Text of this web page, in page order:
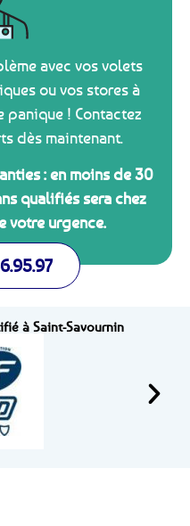
avec vos volets
ou vos stores à
panique ! Contactez
dès maintenant.
: en moins de 30
qualifiés sera chez
votre urgence.
à Saint-Savournin